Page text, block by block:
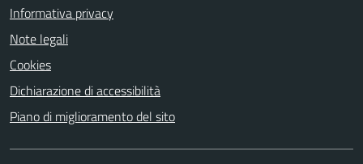
Informativa privacy
Note legali
Cookies
Dichiarazione di accessibilità
Piano di miglioramento del sito